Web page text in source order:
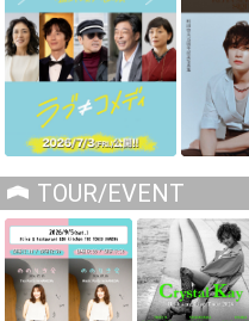
TOUR/EVENT